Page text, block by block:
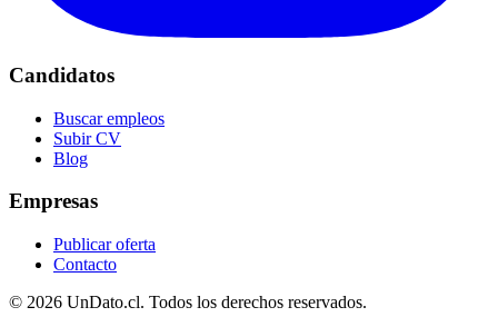
Candidatos
Buscar empleos
Subir CV
Blog
Empresas
Publicar oferta
Contacto
© 2026 UnDato.cl. Todos los derechos reservados.